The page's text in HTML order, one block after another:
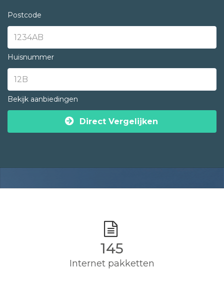
Postcode
Huisnummer
Bekijk aanbiedingen
Direct Vergelijken
145
Internet pakketten